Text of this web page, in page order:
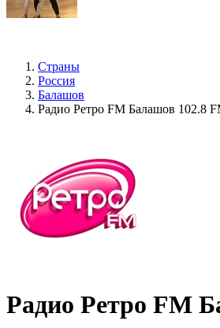
Страны
Россия
Балашов
Радио Ретро FM Балашов 102.8
Радио Ретро FM